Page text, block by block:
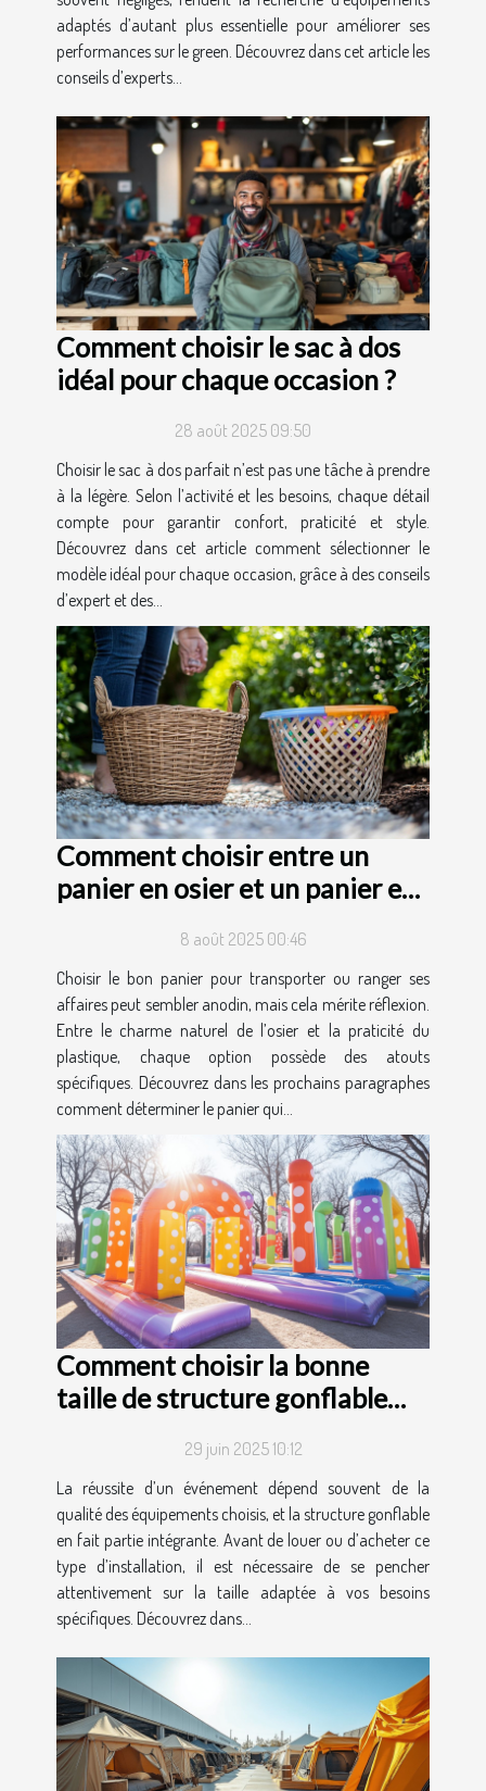
adaptés d’autant plus essentielle pour améliorer ses
performances sur le green. Découvrez dans cet article les
conseils d’experts...
Comment choisir le sac à dos
idéal pour chaque occasion ?
28 août 2025 09:50
Choisir le sac à dos parfait n’est pas une tâche à prendre
à la légère. Selon l’activité et les besoins, chaque détail
compte pour garantir confort, praticité et style.
Découvrez dans cet article comment sélectionner le
modèle idéal pour chaque occasion, grâce à des conseils
d’expert et des...
Comment choisir entre un
panier en osier et un panier en
8 août 2025 00:46
Choisir le bon panier pour transporter ou ranger ses
affaires peut sembler anodin, mais cela mérite réflexion.
Entre le charme naturel de l’osier et la praticité du
plastique, chaque option possède des atouts
spécifiques. Découvrez dans les prochains paragraphes
comment déterminer le panier qui...
Comment choisir la bonne
taille de structure gonflable
29 juin 2025 10:12
La réussite d’un événement dépend souvent de la
qualité des équipements choisis, et la structure gonflable
en fait partie intégrante. Avant de louer ou d’acheter ce
type d’installation, il est nécessaire de se pencher
attentivement sur la taille adaptée à vos besoins
spécifiques. Découvrez dans...